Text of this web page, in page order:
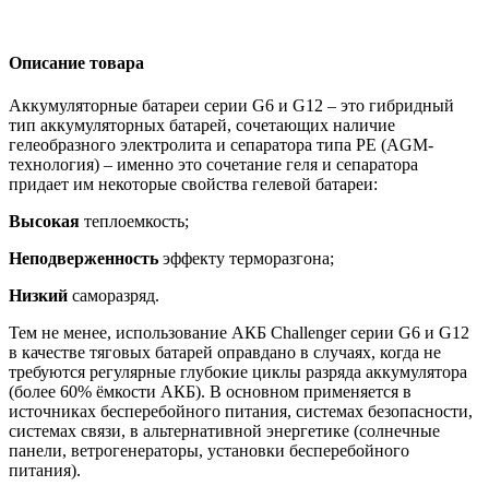
Описание товара
Аккумуляторные батареи серии G6 и G12 – это гибридный
тип аккумуляторных батарей, сочетающих наличие
гелеобразного электролита и сепаратора типа PE (AGM-
технология) – именно это сочетание геля и сепаратора
придает им некоторые свойства гелевой батареи:
Высокая теплоемкость;
Неподверженность эффекту терморазгона;
Низкий саморазряд.
Тем не менее, использование АКБ Challenger серии G6 и G12
в качестве тяговых батарей оправдано в случаях, когда не
требуются регулярные глубокие циклы разряда аккумулятора
(более 60% ёмкости АКБ). В основном применяется в
источниках бесперебойного питания, системах безопасности,
системах связи, в альтернативной энергетике (солнечные
панели, ветрогенераторы, установки бесперебойного
питания).